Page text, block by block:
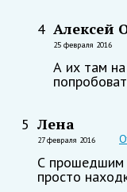
4 Алексей
25 февраля 2016
А их там
5 Лена
27 февраля 2016
С прошедшим
просто